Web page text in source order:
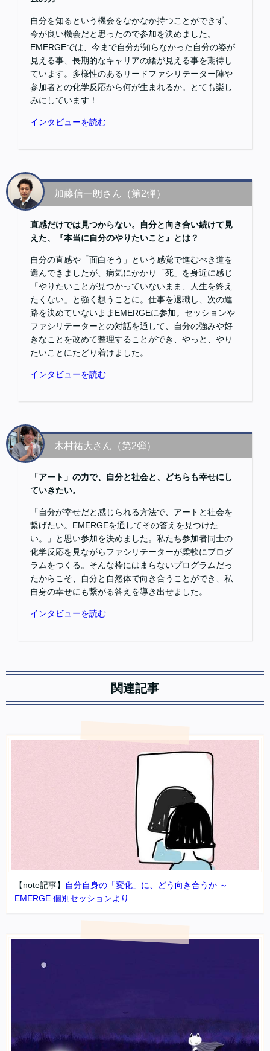
自分を知るという機会をなかなか持つことができず、
今が良い機会だと思ったので参加を決めました。
EMERGEでは、今まで自分が知らなかった自分の姿が
見える事、長期的なキャリアの緒が見える事を期待し
ています。多様性のあるリードファシリテーター陣や
参加者との化学反応から何が生まれるか。とても楽し
みにしています！
インタビューを読む
加藤信一朗さん（第2弾）
直感だけでは見つからない。自分と向き合い続けて見
えた、『本当に自分のやりたいこと』とは？
自分の直感や「面白そう」という感覚で進むべき道を
選んできましたが、病気にかかり「死」を身近に感じ
「やりたいことが見つかっていないまま、人生を終え
たくない」と強く想うことに。仕事を退職し、次の進
路を決めていないままEMERGEに参加。セッションや
ファシリテーターとの対話を通して、自分の強みや好
きなことを改めて整理することができ、やっと、やり
たいことにたどり着けました。
インタビューを読む
木村祐大さん（第2弾）
「アート」の力で、自分と社会と、どちらも幸せにし
ていきたい。
「自分が幸せだと感じられる方法で、アートと社会を
繋げたい。EMERGEを通してその答えを見つけた
い。」と思い参加を決めました。私たち参加者同士の
化学反応を見ながらファシリテーターが柔軟にプログ
ラムをつくる。そんな枠にはまらないプログラムだっ
たからこそ、自分と自然体で向き合うことができ、私
自身の幸せにも繋がる答えを導き出せました。
インタビューを読む
関連記事
【note記事】
自分自身の「変化」に、どう向き合うか ～
EMERGE 個別セッションより